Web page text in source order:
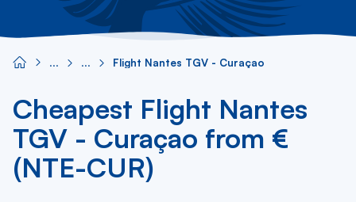
Flight Nantes TGV - Curaçao
Cheapest Flight Nantes
TGV - Curaçao from €
(NTE-CUR)